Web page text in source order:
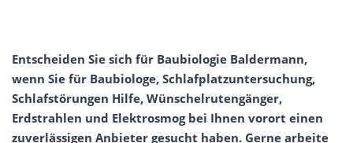
Entscheiden Sie sich für Baubiologie Baldermann,
wenn Sie für Baubiologe, Schlafplatzuntersuchung,
Schlafstörungen Hilfe, Wünschelrutengänger,
Erdstrahlen und Elektrosmog bei Ihnen vorort einen
zuverlässigen Anbieter gesucht haben. Gerne arbeite